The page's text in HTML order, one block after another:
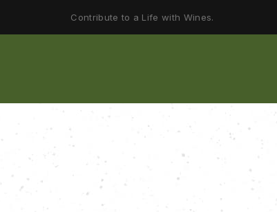
Contribute to a Life with Wines.